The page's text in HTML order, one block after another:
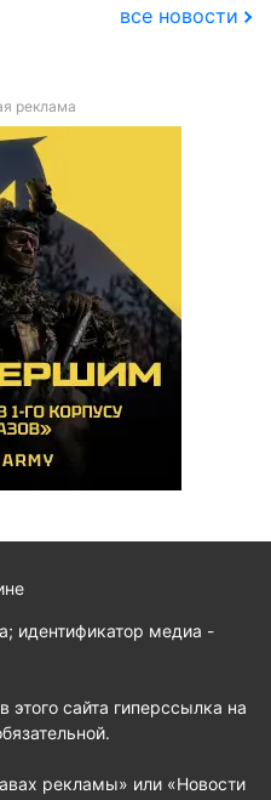
все новости
реклама
идентификатор медиа -
этого сайта гиперссылка на
рекламы» или «Новости